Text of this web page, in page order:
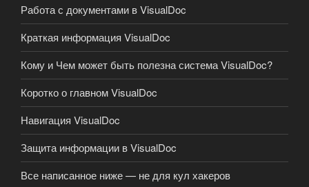
Работа с документами в VisualDoc
Краткая информация VisualDoc
Кому и Чем может быть полезна система VisualDoc?
Коротко о главном VisualDoc
Навигация VisualDoc
Защита информации в VisualDoc
Все написанное ниже — не для кул хакеров